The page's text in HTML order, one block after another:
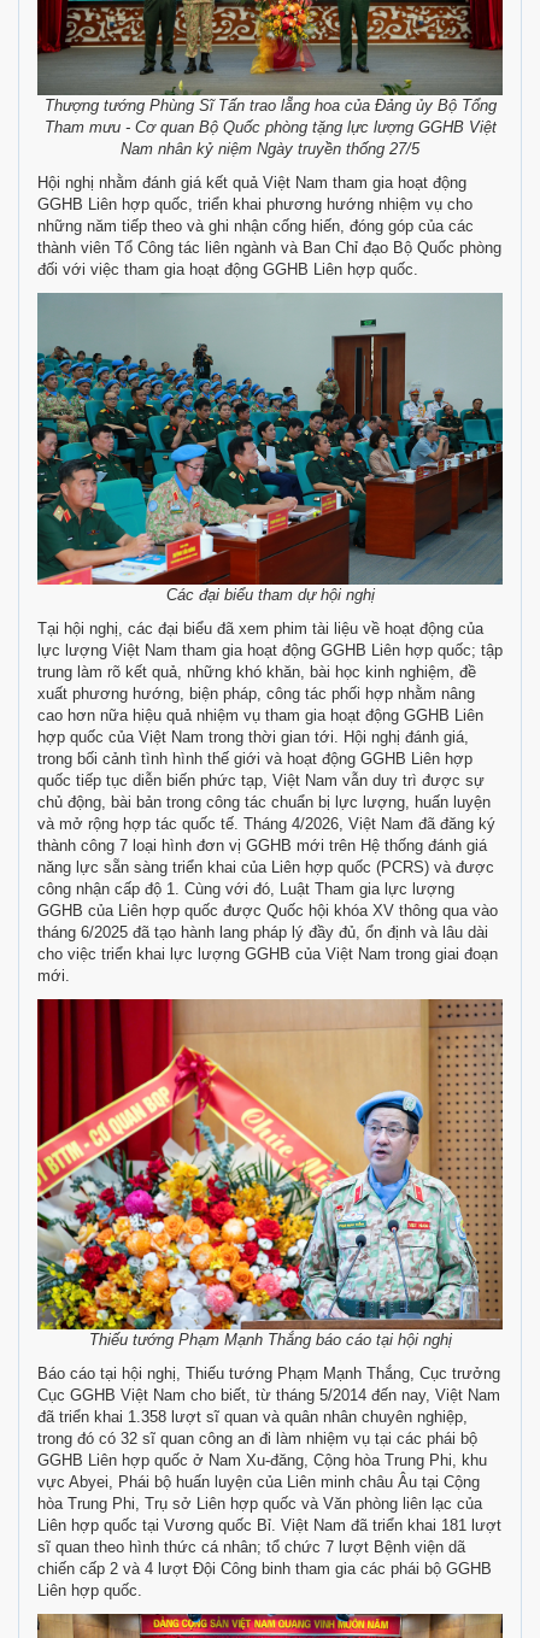
Thượng tướng Phùng Sĩ Tấn trao lẵng hoa của Đảng ủy Bộ Tổng
Tham mưu - Cơ quan Bộ Quốc phòng tặng lực lượng GGHB Việt
Nam nhân kỷ niệm Ngày truyền thống 27/5
Hội nghị nhằm đánh giá kết quả Việt Nam tham gia hoạt động
GGHB Liên hợp quốc, triển khai phương hướng nhiệm vụ cho
những năm tiếp theo và ghi nhận cống hiến, đóng góp của các
thành viên Tổ Công tác liên ngành và Ban Chỉ đạo Bộ Quốc phòng
đối với việc tham gia hoạt động GGHB Liên hợp quốc.
Các đại biểu tham dự hội nghị
Tại hội nghị, các đại biểu đã xem phim tài liệu về hoạt động của
lực lượng Việt Nam tham gia hoạt động GGHB Liên hợp quốc; tập
trung làm rõ kết quả, những khó khăn, bài học kinh nghiệm, đề
xuất phương hướng, biện pháp, công tác phối hợp nhằm nâng
cao hơn nữa hiệu quả nhiệm vụ tham gia hoạt động GGHB Liên
hợp quốc của Việt Nam trong thời gian tới. Hội nghị đánh giá,
trong bối cảnh tình hình thế giới và hoạt động GGHB Liên hợp
quốc tiếp tục diễn biến phức tạp, Việt Nam vẫn duy trì được sự
chủ động, bài bản trong công tác chuẩn bị lực lượng, huấn luyện
và mở rộng hợp tác quốc tế. Tháng 4/2026, Việt Nam đã đăng ký
thành công 7 loại hình đơn vị GGHB mới trên Hệ thống đánh giá
năng lực sẵn sàng triển khai của Liên hợp quốc (PCRS) và được
công nhận cấp độ 1. Cùng với đó, Luật Tham gia lực lượng
GGHB của Liên hợp quốc được Quốc hội khóa XV thông qua vào
tháng 6/2025 đã tạo hành lang pháp lý đầy đủ, ổn định và lâu dài
cho việc triển khai lực lượng GGHB của Việt Nam trong giai đoạn
mới.
Thiếu tướng Phạm Mạnh Thắng báo cáo tại hội nghị
Báo cáo tại hội nghị, Thiếu tướng Phạm Mạnh Thắng, Cục trưởng
Cục GGHB Việt Nam cho biết, từ tháng 5/2014 đến nay, Việt Nam
đã triển khai 1.358 lượt sĩ quan và quân nhân chuyên nghiệp,
trong đó có 32 sĩ quan công an đi làm nhiệm vụ tại các phái bộ
GGHB Liên hợp quốc ở Nam Xu-đăng, Cộng hòa Trung Phi, khu
vực Abyei, Phái bộ huấn luyện của Liên minh châu Âu tại Cộng
hòa Trung Phi, Trụ sở Liên hợp quốc và Văn phòng liên lạc của
Liên hợp quốc tại Vương quốc Bỉ. Việt Nam đã triển khai 181 lượt
sĩ quan theo hình thức cá nhân; tổ chức 7 lượt Bệnh viện dã
chiến cấp 2 và 4 lượt Đội Công binh tham gia các phái bộ GGHB
Liên hợp quốc.